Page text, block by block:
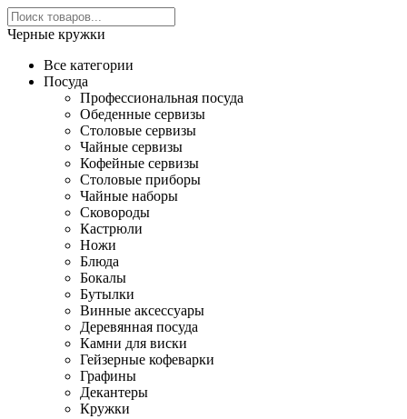
Черные кружки
Все категории
Посуда
Профессиональная посуда
Обеденные сервизы
Столовые сервизы
Чайные сервизы
Кофейные сервизы
Столовые приборы
Чайные наборы
Сковороды
Кастрюли
Ножи
Блюда
Бокалы
Бутылки
Винные аксессуары
Деревянная посуда
Камни для виски
Гейзерные кофеварки
Графины
Декантеры
Кружки